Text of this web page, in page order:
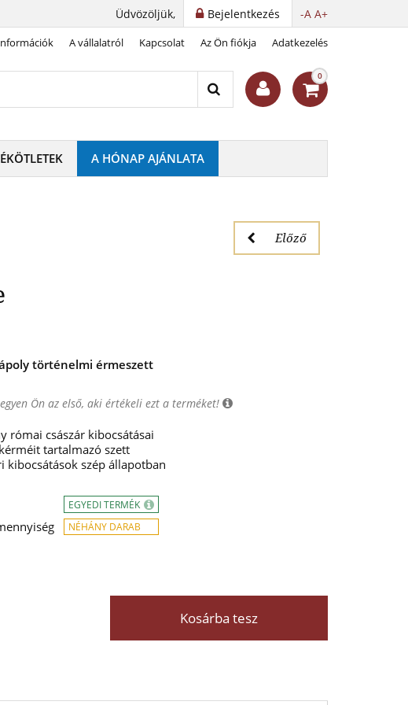
-A A+
Bejelentkezés
Üdvözöljük,
A vállalatról Kapcsolat Az Ön fiókja Adatkezelés
0
A HÓNAP AJÁNLATA
Előző
történelmi érmeszett
Ön az első, aki értékeli ezt a terméket!
római császár kibocsátásai
tartalmazó szett
kibocsátások szép állapotban
EGYEDI TERMÉK
NÉHÁNY DARAB
Kosárba tesz
szettje